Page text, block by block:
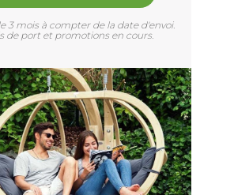
3 mois à compter de la date d'envoi.
de port et promotions en cours.